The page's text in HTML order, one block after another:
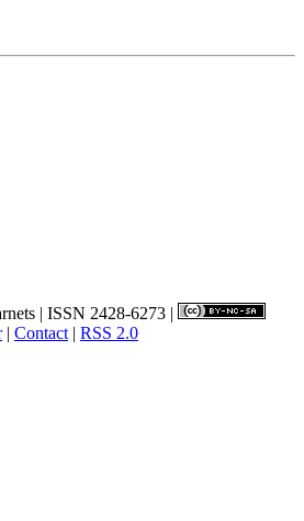
| ISSN 2428-6273 |
| Contact| RSS 2.0